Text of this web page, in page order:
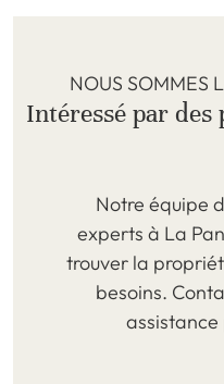
NOUS SOMMES
Intéressé par des
Notre équipe
experts à La
trouver la
besoins.